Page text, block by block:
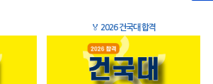
🏅 2026 건국대 합격